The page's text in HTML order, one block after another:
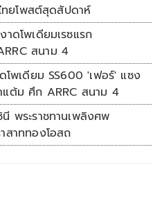
ทยโพสต์สุดสัปดาห์
ดโพเดียมเรซแรก
สนาม 4
โพเดียม SS600 'เฟอร์' แซง
แต้ม ศึก ARRC สนาม 4
นี พระราชทานเพลิงศพ
สาททองโอสถ